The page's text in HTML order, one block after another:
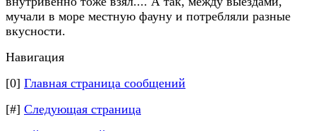
мучали в море местную фауну и потребляли разные
вкусности.
Навигация
[0] Главная страница сообщений
[#] Следующая страница